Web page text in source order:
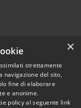
Copyright © 2024 •
diGrottaminarda
byMunicipium
•Redazione
×
strettamente
navigazione del sito,
fine di elaborare
e anonime.
policy al seguente link